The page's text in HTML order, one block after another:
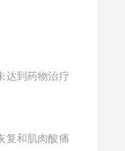
达到药物治疗
复和肌肉酸痛